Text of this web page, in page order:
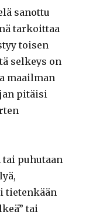
sanottu
tarkoittaa
toisen
selkeys on
maailman
pitäisi
puhutaan
tietenkään
tai